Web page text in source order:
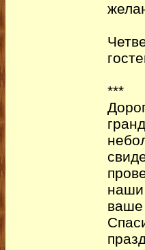
***
наши